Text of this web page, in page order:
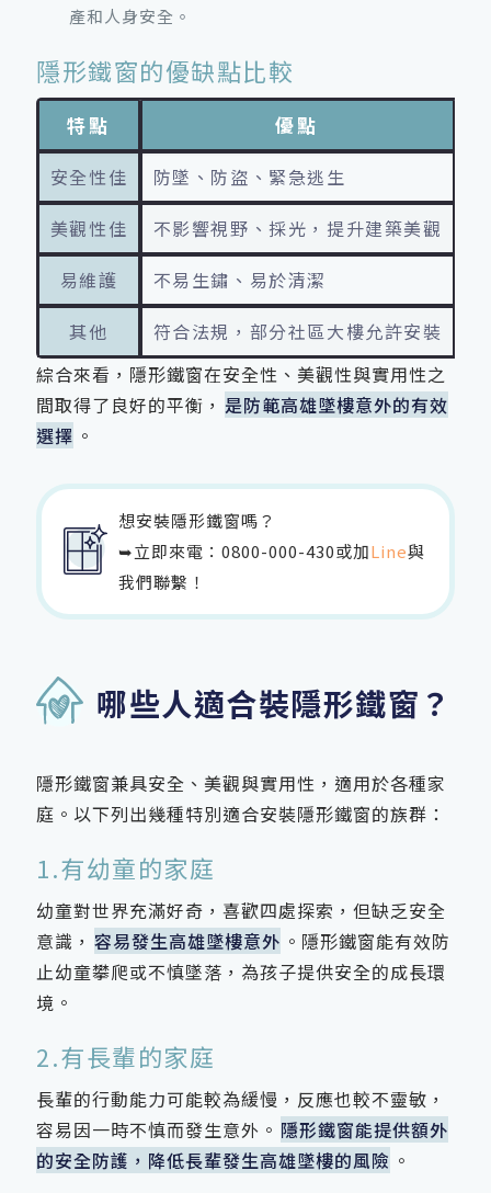
產和人身安全。
隱形鐵窗的優缺點比較
特點 優點
安全性佳 防墜、防盜、緊急逃生
美觀性佳
不影響視野、採光，提升建築美觀
易維護
不易生鏽、易於清潔
其他
符合法規，部分社區大樓允許安裝
綜合來看，隱形鐵窗在安全性、美觀性與實用性之
間取得了良好的平衡， 是防範高雄墜樓意外的有效
選擇 。
想安裝隱形鐵窗嗎？
➥立即來電： 0800-000-430或加Line與
我們聯繫！
哪些人適合裝隱形鐵窗？
隱形鐵窗兼具安全、美觀與實用性，適用於各種家
庭。以下列出幾種特別適合安裝隱形鐵窗的族群：
1.有幼童的家庭
幼童對世界充滿好奇，喜歡四處探索，但缺乏安全
意識， 容易發生高雄墜樓意外 。隱形鐵窗能有效防
止幼童攀爬或不慎墜落，為孩子提供安全的成長環
境。
2.有長輩的家庭
長輩的行動能力可能較為緩慢，反應也較不靈敏，
容易因一時不慎而發生意外。 隱形鐵窗能提供額外
的安全防護，降低長輩發生高雄墜樓的風險 。